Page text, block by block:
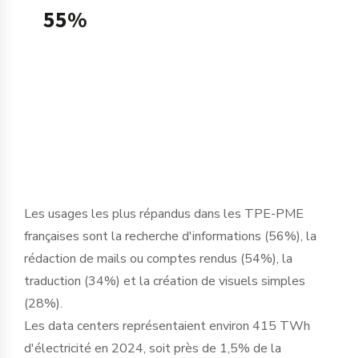
55%
Les usages les plus répandus dans les TPE-PME
françaises sont la recherche d'informations (56%), la
rédaction de mails ou comptes rendus (54%), la
traduction (34%) et la création de visuels simples
(28%).
Les data centers représentaient environ 415 TWh
d'électricité en 2024, soit près de 1,5% de la